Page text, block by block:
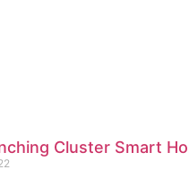
Cluster Smart